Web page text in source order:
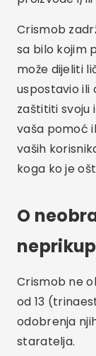
Crismob
sa bilo kojim
može dijeliti
uspostavio ili
zaštititi svoju
vaša pomoć
vaših
koga ko je
O
Crismob ne
od 13
odobrenja
staratelja.